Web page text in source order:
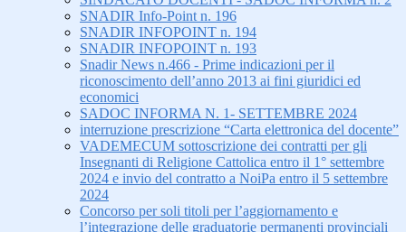
SNADIR Info-Point n. 196
SNADIR INFOPOINT n. 194
SNADIR INFOPOINT n. 193
Snadir News n.466 - Prime indicazioni per il
riconoscimento dell’anno 2013 ai fini giuridici ed
economici
SADOC INFORMA N. 1- SETTEMBRE 2024
interruzione prescrizione “Carta elettronica del docente”
VADEMECUM sottoscrizione dei contratti per gli
Insegnanti di Religione Cattolica entro il 1° settembre
2024 e invio del contratto a NoiPa entro il 5 settembre
2024
Concorso per soli titoli per l’aggiornamento e
l’integrazione delle graduatorie permanenti provinciali